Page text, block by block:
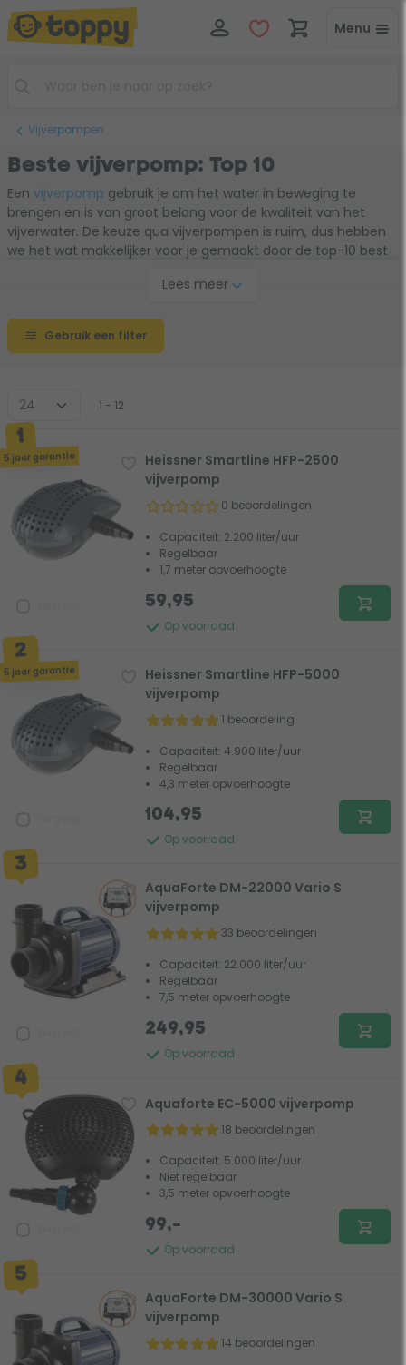
Menu
Vijverpompen
Beste vijverpomp: Top 10
Een vijverpomp gebruik je om het water in beweging te
brengen en is van groot belang voor de kwaliteit van het
vijverwater. De keuze qua vijverpompen is ruim, dus hebben
we het wat makkelijker voor je gemaakt door de top-10 best
de capaciteit om de beste vijverpomp voor jouw vijver te
stroomkosten besparen.
Lees meer
Gebruik een filter
1 - 12
5 jaar garantie
Heissner Smartline HFP-2500
vijverpomp
0 beoordelingen
Capaciteit: 2.200 liter/uur
Regelbaar
1,7 meter opvoerhoogte
Op voorraad
59,95
5 jaar garantie
Heissner Smartline HFP-5000
vijverpomp
1 beoordeling
Capaciteit: 4.900 liter/uur
Regelbaar
4,3 meter opvoerhoogte
Op voorraad
104,95
AquaForte DM-22000 Vario S
vijverpomp
33 beoordelingen
Capaciteit: 22.000 liter/uur
Regelbaar
7,5 meter opvoerhoogte
Op voorraad
249,95
Aquaforte EC-5000 vijverpomp
18 beoordelingen
Capaciteit: 5.000 liter/uur
Niet regelbaar
3,5 meter opvoerhoogte
Op voorraad
99,-
AquaForte DM-30000 Vario S
vijverpomp
14 beoordelingen